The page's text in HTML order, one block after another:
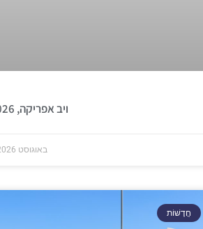
ויב אפריקה, 2026
2 באוגוסט 2026
חֲדָשׁוֹת